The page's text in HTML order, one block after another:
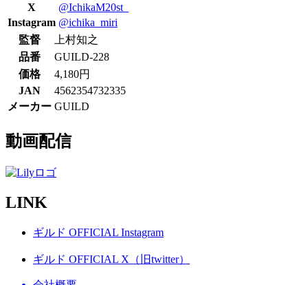
X
@IchikaM20st_
Instagram @ichika_miri
監督
上村知之
品番
GUILD-228
価格
4,180円
JAN
4562354732335
メーカー GUILD
動画配信
LINK
ギルド OFFICIAL Instagram
ギルド OFFICIAL X（旧twitter）